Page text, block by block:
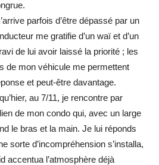
parfois d’être dépassé par un
me gratifie d’un waï et d’un
de lui avoir laissé la priorité ; les
de mon véhicule me permettent
et peut-être davantage.
au 7/11, je rencontre par
de mon condo qui, avec un large
le bras et la main. Je lui réponds
sorte d’incompréhension s’installa,
accentua l’atmosphère déjà